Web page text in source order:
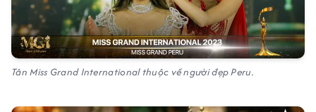
Tân Miss Grand International thuộc về người đẹp Peru.